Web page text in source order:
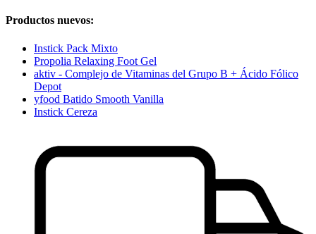
Productos nuevos:
Instick Pack Mixto
Propolia Relaxing Foot Gel
aktiv - Complejo de Vitaminas del Grupo B + Ácido Fólico
Depot
yfood Batido Smooth Vanilla
Instick Cereza